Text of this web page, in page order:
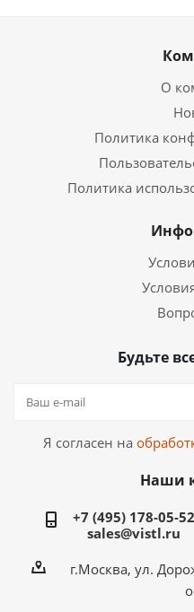
О
Политика
Политика
Будьте
Я согласен на
Наши
+7 (495) 178-05-52
sales@vistl.ru
г.Москва, ул.